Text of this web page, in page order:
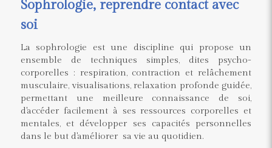
Sophrologie, reprendre contact avec
soi
La sophrologie est une discipline qui propose un
ensemble de techniques simples, dites psycho-
corporelles : respiration, contraction et relâchement
musculaire, visualisations, relaxation profonde guidée,
permettant une meilleure connaissance de soi,
d'accéder facilement à ses ressources corporelles et
mentales, et développer ses capacités personnelles
dans le but d'améliorer sa vie au quotidien.